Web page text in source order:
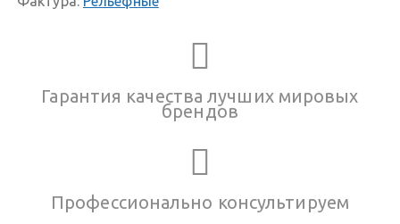
Гарантия качества лучших мировых
брендов
Профессионально консультируем